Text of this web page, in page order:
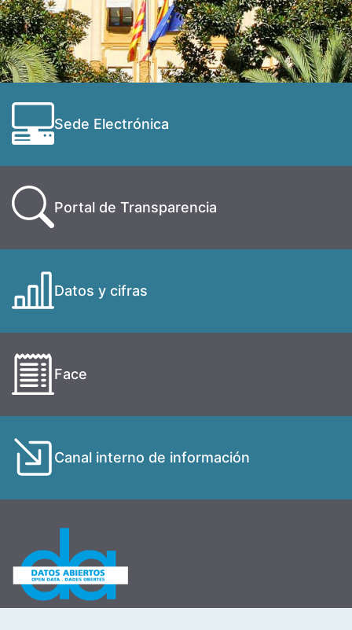
Sede Electrónica
Portal de Transparencia
Datos y cifras
Face
Canal interno de información